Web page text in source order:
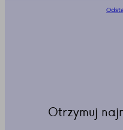
Otrzymuj